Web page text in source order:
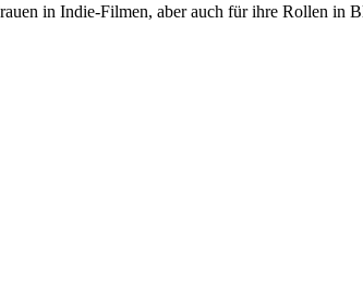
in Indie-Filmen, aber auch für ihre Rollen in